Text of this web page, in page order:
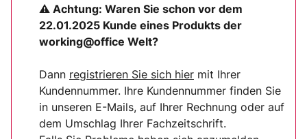
⚠ Achtung: Waren Sie schon vor dem
22.01.2025 Kunde eines Produkts der
working@office Welt?
Dann registrieren Sie sich hier mit Ihrer
Kundennummer. Ihre Kundennummer finden Sie
in unseren E-Mails, auf Ihrer Rechnung oder auf
dem Umschlag Ihrer Fachzeitschrift.